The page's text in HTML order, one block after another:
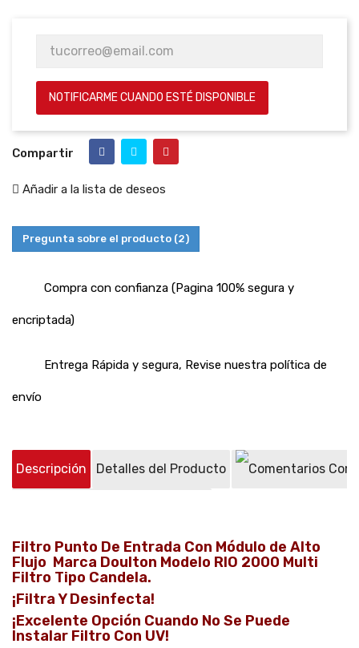
NOTIFICARME CUANDO ESTÉ DISPONIBLE
Compartir
Añadir a la lista de deseos
Pregunta sobre el producto (2)
Compra con confianza (Pagina 100% segura y
encriptada)
Entrega Rápida y segura, Revise nuestra política de
envío
Descripción Detalles del Producto
Filtro Punto De Entrada Con Módulo de Alto
Flujo Marca Doulton Modelo RIO 2000 Multi
Filtro Tipo Candela.
¡Filtra Y Desinfecta!
¡Excelente Opción Cuando No Se Puede
Instalar Filtro Con UV!